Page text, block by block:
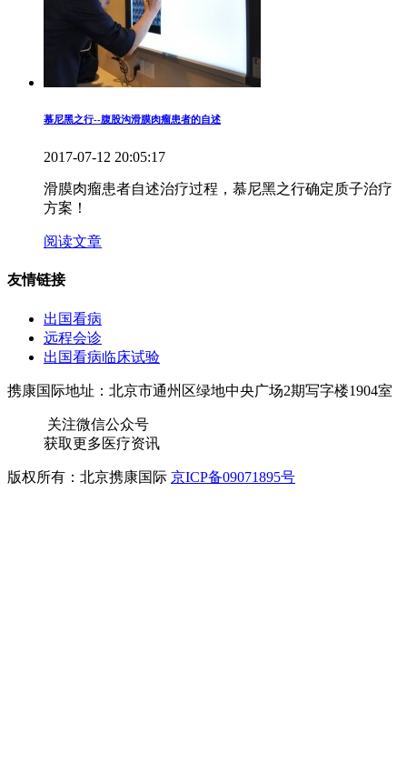
慕尼黑之行--腹股沟滑膜肉瘤患者的自述
2017-07-12 20:05:17
滑膜肉瘤患者自述治疗过程，慕尼黑之行确定质子治疗
方案！
阅读文章
友情链接
出国看病
远程会诊
出国看病临床试验
携康国际地址：北京市通州区绿地中央广场2期写字楼1904室
关注微信公众号
获取更多医疗资讯
版权所有：北京携康国际 京ICP备09071895号